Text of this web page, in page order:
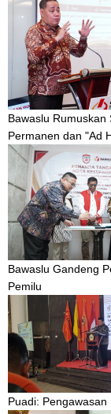
Bawaslu Rumuskan
Permanen dan "Ad
Bawaslu Gandeng
Pemilu
Puadi: